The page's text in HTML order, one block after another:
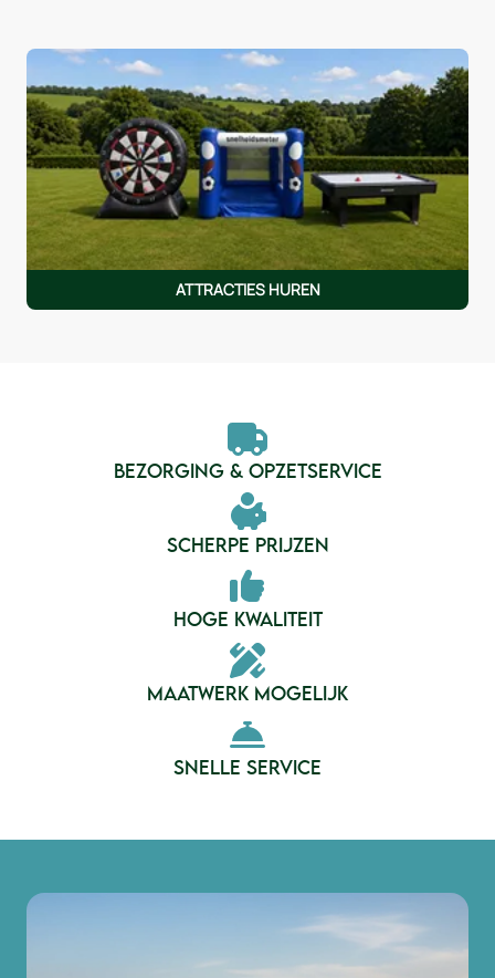
ATTRACTIES HUREN
BEZORGING & OPZETSERVICE
SCHERPE PRIJZEN
HOGE KWALITEIT
MAATWERK MOGELIJK
SNELLE SERVICE